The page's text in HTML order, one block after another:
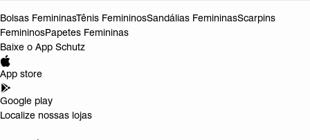
Bolsas FemininasTênis FemininosSandálias FemininasScarpins
FemininosPapetes Femininas
Baixe o App Schutz
App store
Google play
Localize nossas lojas